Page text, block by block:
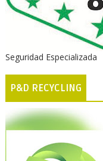
Seguridad Especializada
P&D RECYCLING